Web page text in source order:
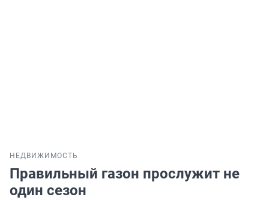
НЕДВИЖИМОСТЬ
Правильный газон прослужит не
один сезон